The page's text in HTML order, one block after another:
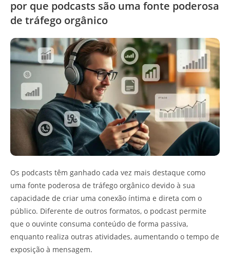
por que podcasts são uma fonte poderosa
de tráfego orgânico
Os podcasts têm ganhado cada vez mais destaque como
uma fonte poderosa de tráfego orgânico devido à sua
capacidade de criar uma conexão íntima e direta com o
público. Diferente de outros formatos, o podcast permite
que o ouvinte consuma conteúdo de forma passiva,
enquanto realiza outras atividades, aumentando o tempo de
exposição à mensagem.